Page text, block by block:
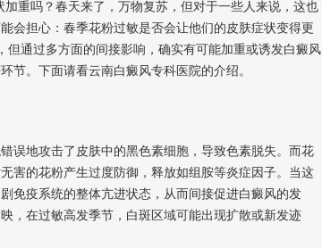
吗？春天来了，万物复苏，但对于一些人来说，这也
会担心：春季花粉过敏是否会让他们的皮肤症状变得更
通过多方面的间接影响，确实有可能加重或诱发白癜风
节。下面请看云南白癜风专科医院的介绍。
地攻击了皮肤中的黑色素细胞，导致色素脱失。而花
的花粉产生过度防御，释放如组胺等炎症因子。当这
免疫系统的整体亢进状态，从而间接促进白癜风的发
，在过敏高发季节，白斑区域可能出现扩散或新发迹